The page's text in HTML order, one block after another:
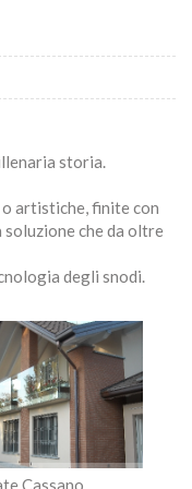
storia.
artistiche, finite con
che da oltre
degli snodi.
Cassano